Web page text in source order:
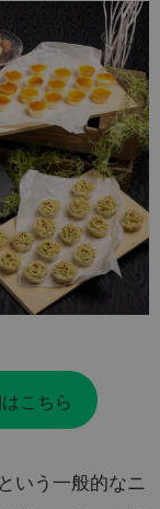
こちら
いう一般的なニ